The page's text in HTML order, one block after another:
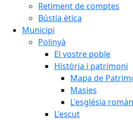
Retiment de comptes
Bústia ètica
Municipi
Polinyà
El vostre poble
Història i patrimoni
Mapa de
Masies
L'església
L'escut